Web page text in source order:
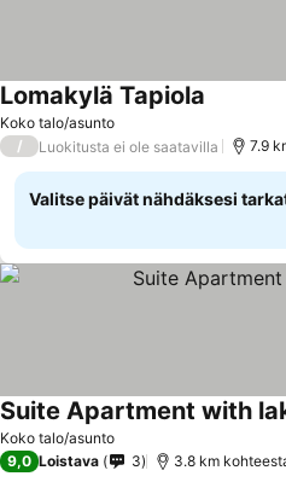
Koko talo/asunto
Lomakylä Tapiola
/ Luokitusta ei ole saatavilla 7.9
Valitse päivät nähdäksesi
Koko talo/asunto
Suite Apartment with
9,0 Loistava 3 3.8 km